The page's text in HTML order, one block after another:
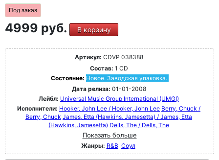
Под заказ
4999 руб. В корзину
Артикул: CDVP 038388
Состав: 1 CD
Состояние: Новое. Заводская упаковка.
Дата релиза: 01-01-2008
Лейбл: Universal Music Group International (UMGI)
Исполнители: Hooker, John Lee / Hooker, John Lee Berry, Chuck /
Berry, Chuck James, Etta (Hawkins, Jamesetta) / James, Etta
(Hawkins, Jamesetta) Dells, The / Dells, The
Показать больше
Жанры: R&B Соул